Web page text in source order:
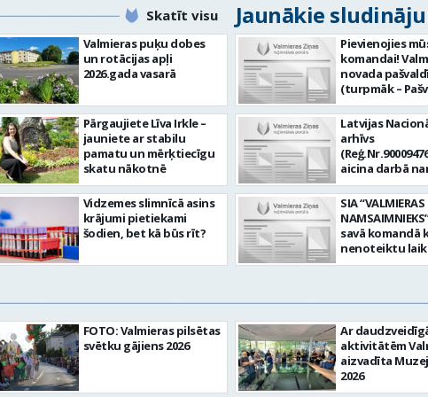
Skatīt visu Jaunākie
Valmieras puķu dobes
un rotācijas apļi
2026.gada vasarā
Pārgaujiete Līva Irkle –
jauniete ar stabilu
pamatu un mērķtiecīgu
skatu nākotnē
Vidzemes slimnīcā asins
krājumi pietiekami
šodien, bet kā būs rīt?
Pievienojies
komandai!
novada
(turpmāk –
aicina darbā
Informācijas
centra (ITC)
tehnoloģiju
vieta: Rūjienas
Naukšēnu
teritorijās Ja
vēlme:
informācijas un
komunikācijas
IKT) saistīto
un operatīvu
nodrošināt
datortehnikas
atbalstu un ar to
saistīto
Latvijas
arhīvs
aicina darbā
pārzini (uz
laiku)
valsts arhīvā Mēs
Valmieras
arhīvā
dokumentāro
mantojumu.
pārraudzībā un
zonā ietilpst
Valkas,
Limbažu novadi.
SIA “VALMIERAS
savā komandā
nenoteiktu
SPECIALIZĒTĀ
pienākumi:
apkalpot
(arī kravas)
uzturēt
automobili
kārtībā. veikt
FOTO: Valmieras pilsētas
svētku gājiens 2026
Ar
aktivitātēm
aizvadīta
2026